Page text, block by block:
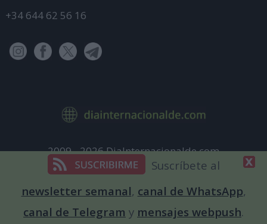
+34 644 62 56 16
2009 - 2026 DiaInternacionalde.com
Aviso Legal
Política de Privacidad
Política de cookies
Suscríbete al
newsletter semanal, canal de WhatsApp,
canal de Telegram y mensajes webpush.